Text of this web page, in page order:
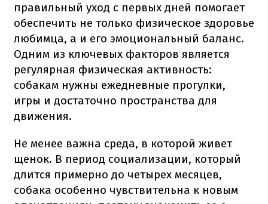
правильный уход с первых дней помогает
обеспечить не только физическое здоровье
любимца, а и его эмоциональный баланс.
Одним из ключевых факторов является
регулярная физическая активность:
собакам нужны ежедневные прогулки,
игры и достаточно пространства для
движения.
Не менее важна среда, в которой живет
щенок. В период социализации, который
длится примерно до четырех месяцев,
собака особенно чувствительна к новым